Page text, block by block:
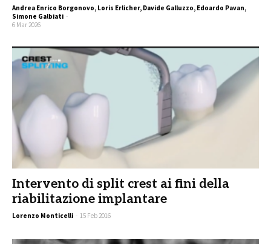
Andrea Enrico Borgonovo, Loris Erlicher, Davide Galluzzo, Edoardo Pavan,
Simone Galbiati -
6 Mar 2026
Intervento di split crest ai fini della
riabilitazione implantare
Lorenzo Monticelli - 15 Feb 2016